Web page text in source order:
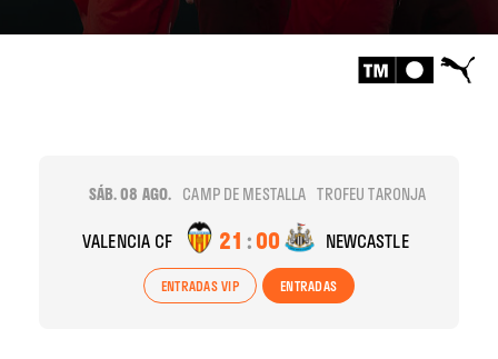
SÁB. 08 AGO. CAMP DE MESTALLA TROFEU TARONJA
VALENCIA CF 21 :00 NEWCASTLE
ENTRADAS VIP ENTRADAS